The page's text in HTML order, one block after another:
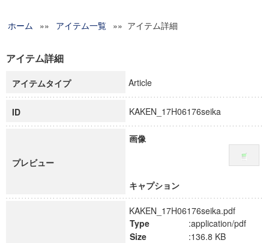
グローバルリサーチインスティテュート
科学研究費補助金研究成果報告書
慶應義塾大学グローバルCOEプログラム市民社会ガバナンス
慶應義塾大学グローバルCOEプログラム論理と感性の先端的
博士課程教育リーディングプログラム「超成熟社会発展のサ
学術雑誌掲載論文等(8)
ホーム »» アイテム一覧 »» アイテム詳細
アイテム詳細
アイテムタイプ Article
ID KAKEN_17H06176seika
プレビュー
画像
キャプション
KAKEN_17H06176seika.pdf
Type
:application/pdf
Size
:136.8 KB